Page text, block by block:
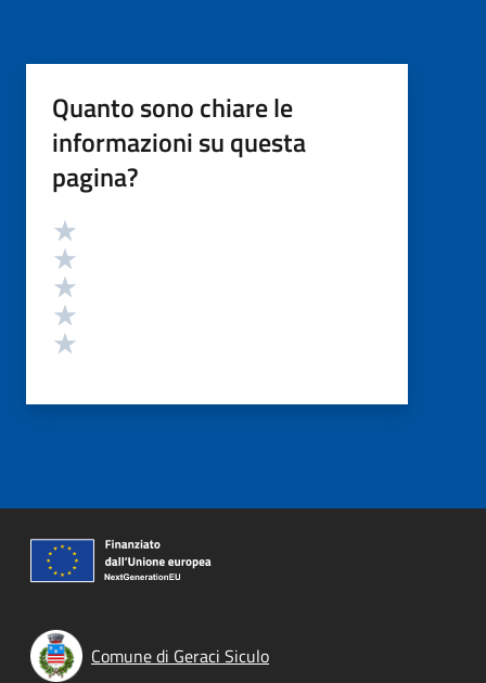
Quanto sono chiare le
informazioni su questa
pagina?
Valutazione
Comune di Geraci Siculo